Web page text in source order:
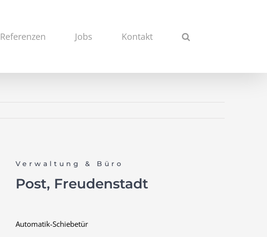
Referenzen Jobs Kontakt
Verwaltung & Büro
Post, Freudenstadt
Automatik-Schiebetür